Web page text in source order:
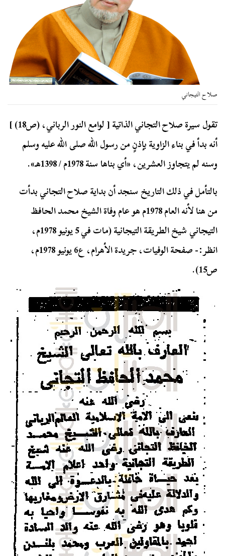
صلاح التيجاني
تقول سيرة صلاح التجاني الذاتية [ لوامع النور الرباني، (ص18) ]
أنه بدأ في بناء الزاوية بإذنٍ من رسول الله صلى الله عليه وسلم
وسنه لم يتجاوز العشرين، «أي بناها سنة 1978م / 1398هـ».
بالتأمل في ذلك التاريخ سنجد أن بداية صلاح التجاني بدأت
من هنا لأنه العام 1978م هو عام وفاة الشيخ محمد الحافظ
التيجاني شيخ الطريقة التيجانية (مات في 5 يونيو 1978م،
انظر:- صفحة الوفيات، جريدة الأهرام، ع6 يونيو 1978م،
ص15).